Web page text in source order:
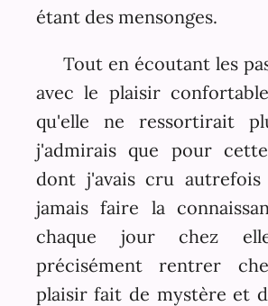
étant des mensonges.
Tout en écoutant les
avec le plaisir
qu'elle ne ressortirait
j'admirais que pour
dont j'avais cru
jamais faire la
chaque jour chez
précisément rentrer
plaisir fait de mystère et